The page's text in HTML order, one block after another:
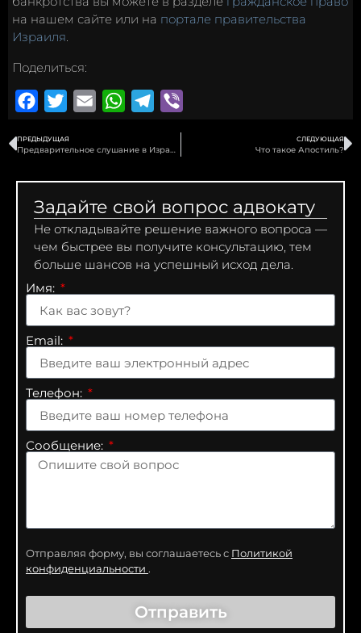
на нашем сайте или на портале правительства
Израиля.
Поделиться:
FacebookTwitterEmail WhatsApp
Telegram
ПРЕДЫДУЩАЯ
Предварительное слушание в Израиле
СЛЕДУЮЩАЯ
Что такое Апостиль?
Задайте свой вопрос адвокату
Не откладывайте решение важного вопроса —
чем быстрее вы получите консультацию, тем
больше шансов на успешный исход дела.
Имя:
Email:
Телефон:
Сообщение:
Отправляя форму, вы соглашаетесь с Политикой
конфиденциальности .
Отправить